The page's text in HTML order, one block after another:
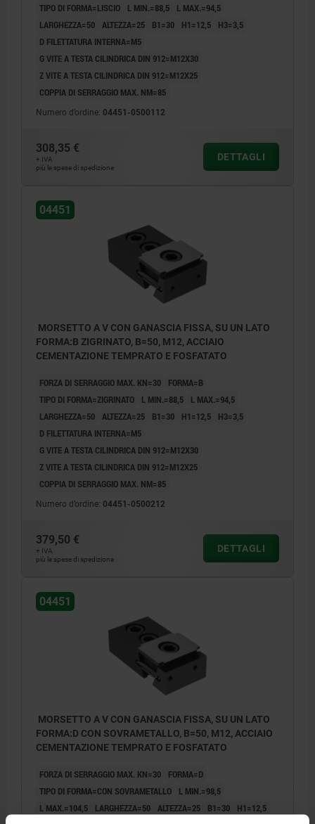
Forma A: Superficie di contatto non trattata
Forma B: Superficie di contatto zigrinata
Forma E: con pin di bloccaggio
TIPO DI FORMA=LISCIO
L MIN.=88,5
L MAX.=94,5
LARGHEZZA=50 ALTEZZA=25 B1=30 H1=12,5
H3=3,5
D FILETTATURA INTERNA=M5
G VITE A TESTA CILINDRICA DIN 912=M12X30
Z VITE A TESTA CILINDRICA DIN 912=M12X25
COPPIA DI SERRAGGIO MAX. NM=85
Numero d’ordine: 04451-0500112
308,35 €
+ IVA
più le spese di spedizione
DETTAGLI
04451
MORSETTO A V CON GANASCIA FISSA, SU UN LATO
FORMA:B ZIGRINATO, B=50, M12, ACCIAIO
CEMENTAZIONE TEMPRATO E FOSFATATO
FORZA DI SERRAGGIO MAX. KN=30
FORMA=B
TIPO DI FORMA=ZIGRINATO
L MIN.=88,5
L MAX.=94,5
LARGHEZZA=50 ALTEZZA=25 B1=30 H1=12,5
H3=3,5
D FILETTATURA INTERNA=M5
G VITE A TESTA CILINDRICA DIN 912=M12X30
Z VITE A TESTA CILINDRICA DIN 912=M12X25
COPPIA DI SERRAGGIO MAX. NM=85
Numero d’ordine: 04451-0500212
379,50 €
+ IVA
più le spese di spedizione
DETTAGLI
04451
MORSETTO A V CON GANASCIA FISSA, SU UN LATO
FORMA:D CON SOVRAMETALLO, B=50, M12, ACCIAIO
CEMENTAZIONE TEMPRATO E FOSFATATO
FORZA DI SERRAGGIO MAX. KN=30
FORMA=D
TIPO DI FORMA=CON SOVRAMETALLO
L MIN.=98,5
L MAX.=104,5
LARGHEZZA=50 ALTEZZA=25 B1=30
H1=12,5